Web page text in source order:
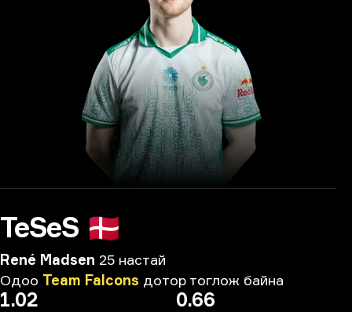
TeSeS 🇩🇰
René Madsen 25 настай
Одоо Team Falcons дотор тоглож байна
1.02 0.66